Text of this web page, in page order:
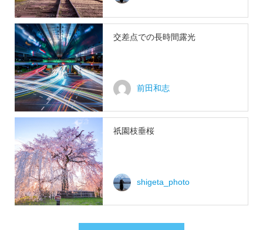
交差点での長時間露光
前田和志
祇園枝垂桜
shigeta_photo